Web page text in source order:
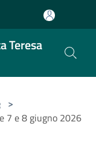
Teresa
>
7 e 8 giugno 2026